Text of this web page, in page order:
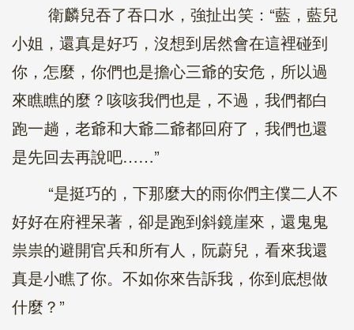
衛麟兒吞了吞口水，強扯出笑：“藍，藍兒
小姐，還真是好巧，沒想到居然會在這裡碰到
你，怎麼，你們也是擔心三爺的安危，所以過
來瞧瞧的麼？咳咳我們也是，不過，我們都白
跑一趟，老爺和大爺二爺都回府了，我們也還
是先回去再說吧……”
“是挺巧的，下那麼大的雨你們主僕二人不
好好在府裡呆著，卻是跑到斜鏡崖來，還鬼鬼
祟祟的避開官兵和所有人，阮蔚兒，看來我還
真是小瞧了你。不如你來告訴我，你到底想做
什麼？”